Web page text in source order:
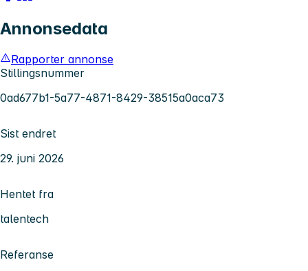
Annonsedata
Rapporter annonse
Stillingsnummer
0ad677b1-5a77-4871-8429-38515a0aca73
Sist endret
29. juni 2026
Hentet fra
talentech
Referanse